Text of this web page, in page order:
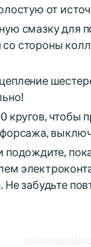
от
смазку для
стороны
кругов, чтобы
подождите,
забудьте